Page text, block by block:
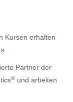
Kursen erhalten
Partner der
® und arbeiten